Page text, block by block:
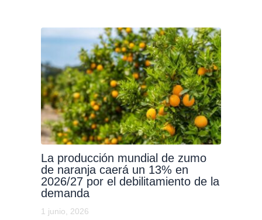
La producción mundial de zumo
de naranja caerá un 13% en
2026/27 por el debilitamiento de la
demanda
1 junio, 2026